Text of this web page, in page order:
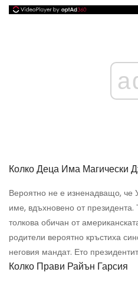
Колко Деца Има Магически
Вероятно не е изненадващо, че
име, вдъхновено от
толкова обичан от
родители вероятно кръстиха
неговия мандат. Ето
Колко Прави Райън Гарсия